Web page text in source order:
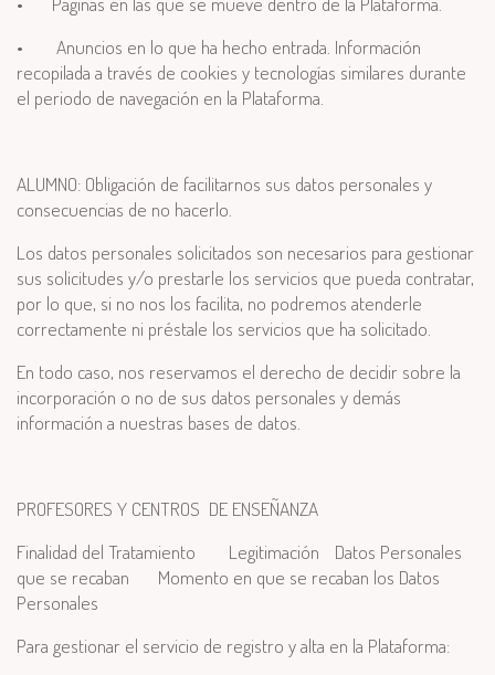
•
Anuncios en lo que ha hecho entrada. Información
recopilada a través de cookies y tecnologías similares durante
el periodo de navegación en la Plataforma.
ALUMNO: Obligación de facilitarnos sus datos personales y
consecuencias de no hacerlo.
Los datos personales solicitados son necesarios para gestionar
sus solicitudes y/o prestarle los servicios que pueda contratar,
por lo que, si no nos los facilita, no podremos atenderle
correctamente ni préstale los servicios que ha solicitado.
En todo caso, nos reservamos el derecho de decidir sobre la
incorporación o no de sus datos personales y demás
información a nuestras bases de datos.
PROFESORES Y CENTROS DE ENSEÑANZA
Finalidad del Tratamiento
Legitimación
Datos Personales
que se recaban
Momento en que se recaban los Datos
Personales
Para gestionar el servicio de registro y alta en la Plataforma: